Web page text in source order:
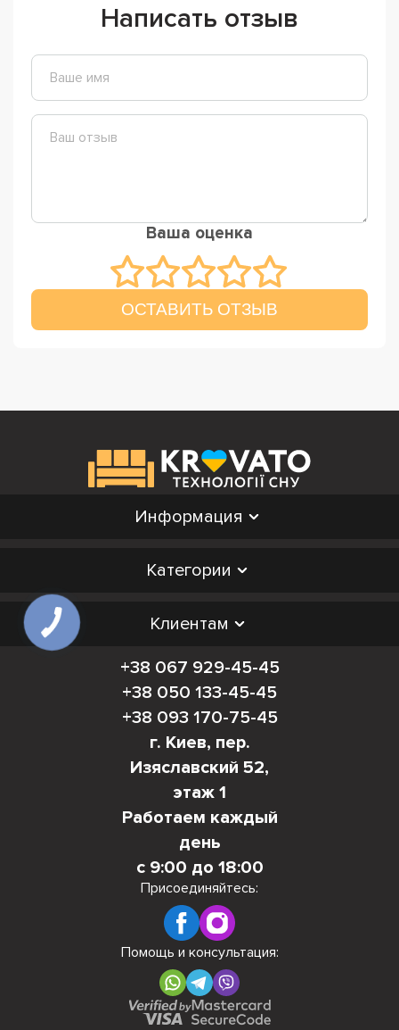
Написать отзыв
Ваша оценка
ОСТАВИТЬ ОТЗЫВ
Информация
Категории
Клиентам
+38 067 929-45-45
+38 050 133-45-45
+38 093 170-75-45
г. Киев, пер.
Изяславский 52,
этаж 1
Работаем каждый
день
с 9:00 до 18:00
Присоединяйтесь:
Помощь и консультация: